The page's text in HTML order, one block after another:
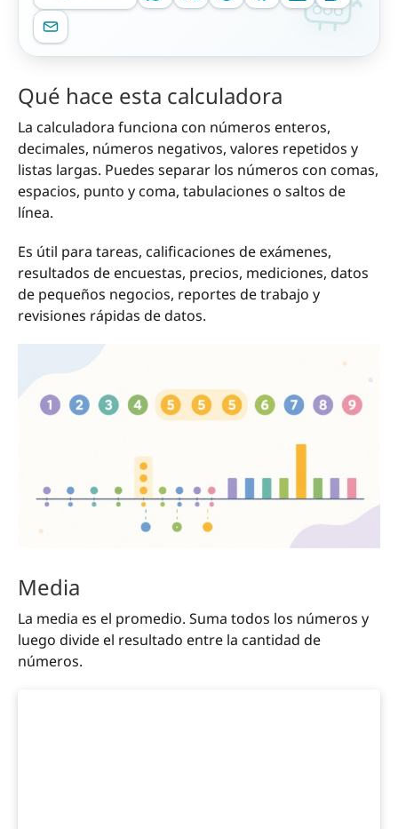
Qué hace esta calculadora
La calculadora funciona con números enteros,
decimales, números negativos, valores repetidos y
listas largas. Puedes separar los números con comas,
espacios, punto y coma, tabulaciones o saltos de
línea.
Es útil para tareas, calificaciones de exámenes,
resultados de encuestas, precios, mediciones, datos
de pequeños negocios, reportes de trabajo y
revisiones rápidas de datos.
Media
La media es el promedio. Suma todos los números y
luego divide el resultado entre la cantidad de
números.